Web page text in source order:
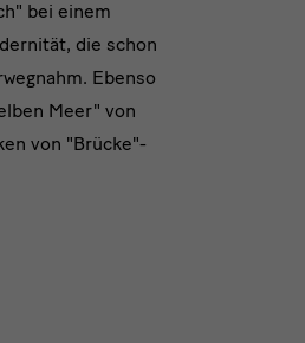
bei einem
die schon
Ebenso
Meer" von
von "Brücke"-